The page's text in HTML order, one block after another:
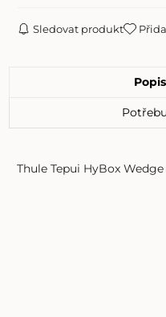
Sledovat produkt
Thule Tepui HyBox